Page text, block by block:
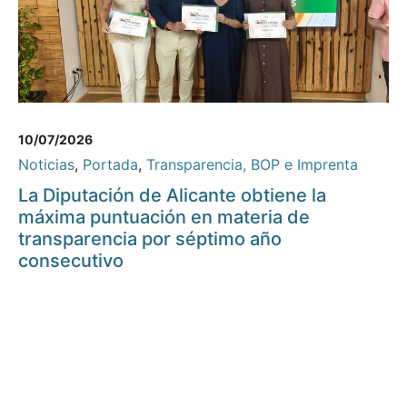
10/07/2026
Noticias, Portada, Transparencia, BOP e Imprenta
La Diputación de Alicante obtiene la
máxima puntuación en materia de
transparencia por séptimo año
consecutivo